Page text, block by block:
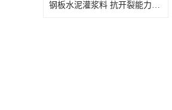
钢板水泥灌浆料 抗开裂能力强 施工和易性好